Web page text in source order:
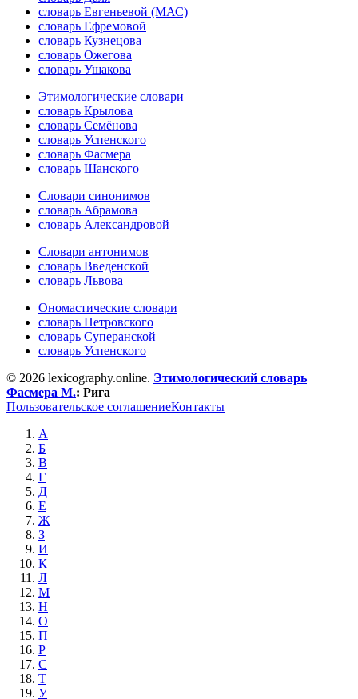
словарь Евгеньевой (МАС)
словарь Ефремовой
словарь Кузнецова
словарь Ожегова
словарь Ушакова
Этимологические словари
словарь Крылова
словарь Семёнова
словарь Успенского
словарь Фасмера
словарь Шанского
Словари синонимов
словарь Абрамова
словарь Александровой
Словари антонимов
словарь Введенской
словарь Львова
Ономастические словари
словарь Петровского
словарь Суперанской
словарь Успенского
© 2026 lexicography.online. Этимологический словарь
Фасмера М.: Рига
Пользовательское соглашениеКонтакты
А
Б
В
Г
Д
Е
Ж
З
И
К
Л
М
Н
О
П
Р
С
Т
У